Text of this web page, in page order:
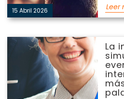
15 Abril 2026 Leer
La interpretación
simultánea en eventos
internacionales: más allá
de las palabras
La